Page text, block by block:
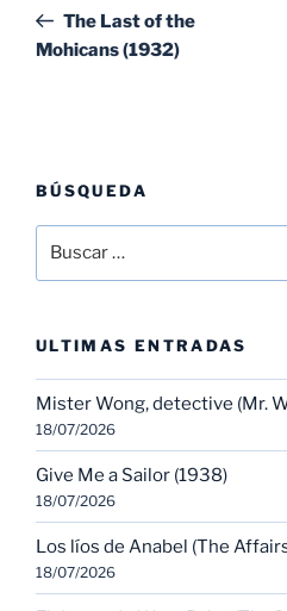
entradas
anterior:
The Last of the
Mohicans (1932)
BÚSQUEDA
por:
ULTIMAS ENTRADAS
Mister Wong, detective (Mr.
18/07/2026
Give Me a Sailor (1938)
18/07/2026
Los líos de Anabel (The
18/07/2026